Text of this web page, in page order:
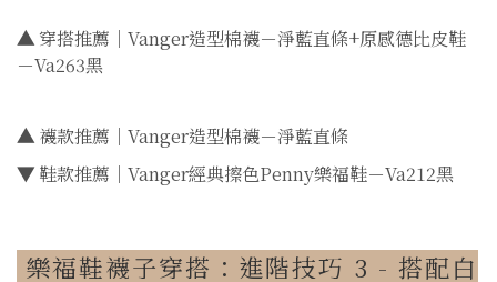
▲穿搭推薦｜Vanger造型棉襪－淨藍直條+原感德比皮鞋
－Va263黑
▲襪款推薦｜Vanger造型棉襪－淨藍直條
▼鞋款推薦｜Vanger經典擦色Penny樂福鞋－Va212黑
樂福鞋襪子穿搭：進階技巧 3 - 搭配白